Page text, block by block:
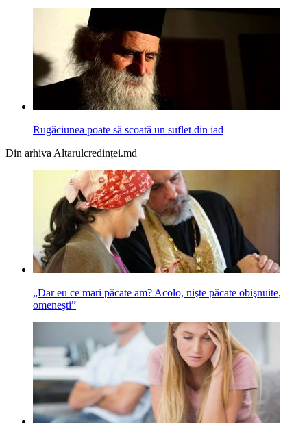
Rugăciunea poate să scoată un suflet din iad
Din arhiva Altarulcredinței.md
„Dar eu ce mari păcate am? Acolo, nişte păcate obişnuite,
omeneşti”